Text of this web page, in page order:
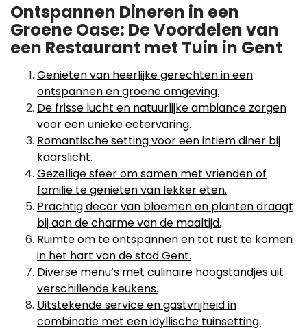
Ontspannen Dineren in een
Groene Oase: De Voordelen van
een Restaurant met Tuin in Gent
Genieten van heerlijke gerechten in een
ontspannen en groene omgeving.
De frisse lucht en natuurlijke ambiance zorgen
voor een unieke eetervaring.
Romantische setting voor een intiem diner bij
kaarslicht.
Gezellige sfeer om samen met vrienden of
familie te genieten van lekker eten.
Prachtig decor van bloemen en planten draagt
bij aan de charme van de maaltijd.
Ruimte om te ontspannen en tot rust te komen
in het hart van de stad Gent.
Diverse menu’s met culinaire hoogstandjes uit
verschillende keukens.
Uitstekende service en gastvrijheid in
combinatie met een idyllische tuinsetting.